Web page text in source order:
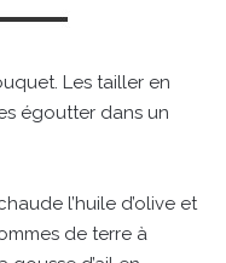
Les tailler en
égoutter dans un
l’huile d’olive et
de terre à